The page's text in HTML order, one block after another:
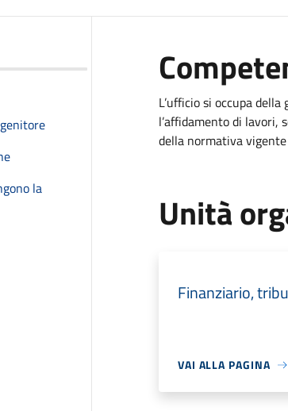
la
L’ufficio si occupa
l’affidamento di lavori,
della normativa
Unità
Finanziario,
VAI ALLA PAGINA